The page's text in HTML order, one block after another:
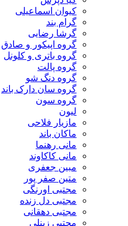
کیوان اسماعیلی
گرام بند
گرشا رضایی
گروه اپیکور و صادق
گروه باتری و کلونل
گروه پالت
گروه دنگ شو
گروه سان دارک باند
گروه سون
مازیار فلاحی
ماکان باند
مانی رهنما
مانی کاکاوند
مبین جعفری
متین صفر پور
مجتبی اورنگی
مجتبی دل زنده
مجتبی دهقانی
مجتبی زینلی